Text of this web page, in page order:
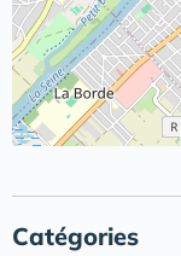
Catégories